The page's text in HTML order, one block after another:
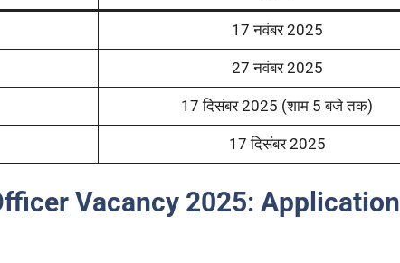
17 नवंबर 2025
27 नवंबर 2025
17 दिसंबर 2025 (शाम 5 बजे तक)
17 दिसंबर 2025
Vacancy 2025: Application